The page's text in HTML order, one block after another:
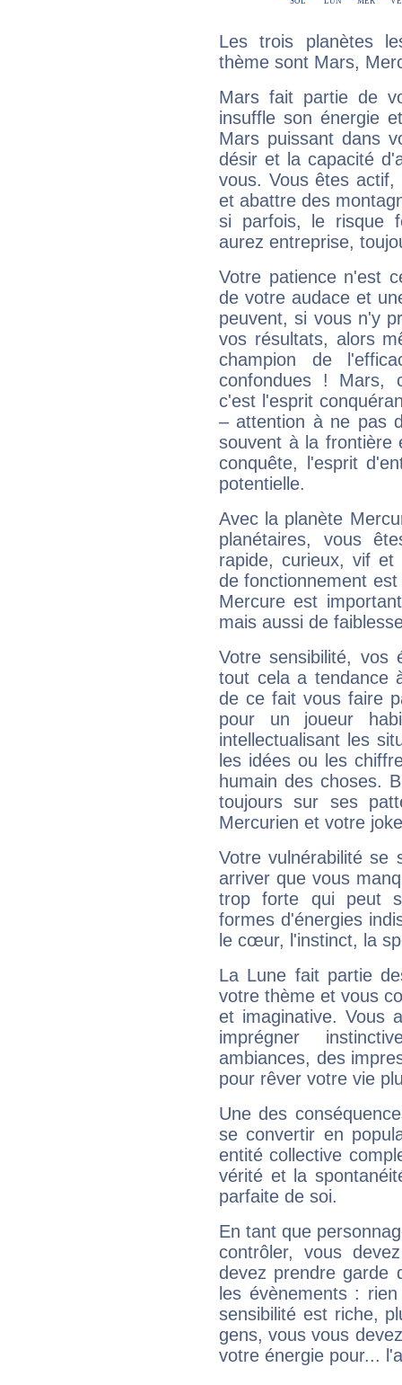
Les trois planètes
thème sont Mars,
Mars fait partie de
insuffle son énergie
Mars puissant dans
désir et la capacité
vous. Vous êtes
et abattre des
si parfois, le risque
aurez entreprise,
Votre patience n'est
de votre audace et
peuvent, si vous n'y
vos résultats, alors
champion de
confondues ! Mars,
c'est l'esprit
– attention à ne pas
souvent à la frontière
conquête, l'esprit
potentielle.
Avec la planète
planétaires, vous
rapide, curieux, vif et
de fonctionnement
Mercure est
mais aussi de
Votre sensibilité,
tout cela a tendance
de ce fait vous faire
pour un joueur
intellectualisant les
les idées ou les
humain des choses.
toujours sur ses
Mercurien et votre
Votre vulnérabilité se
arriver que vous
trop forte qui peut
formes d'énergies
le cœur, l'instinct, la
La Lune fait partie
votre thème et vous
et imaginative. Vous
imprégner
ambiances, des
pour rêver votre vie
Une des
se convertir en
entité collective
vérité et la
parfaite de soi.
En tant que
contrôler, vous
devez prendre garde
les évènements :
sensibilité est riche,
gens, vous vous
votre énergie pour...